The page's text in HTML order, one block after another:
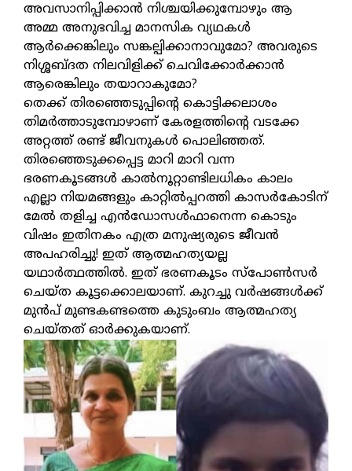
അവസാനിപ്പിക്കാൻ നിശ്ചയിക്കുമ്പോഴും ആ
അമ്മ അനുഭവിച്ച മാനസിക വ്യഥകൾ
ആർക്കെങ്കിലും സങ്കല്പിക്കാനാവുമോ? അവരുടെ
നിശ്ശബ്ദത നിലവിളിക്ക് ചെവിക്കോർക്കാൻ
ആരെങ്കിലും തയാറാകുമോ?
തെക്ക് തിരഞ്ഞെടുപ്പിന്റെ കൊട്ടിക്കലാശം
തിമർത്താടുമ്പോഴാണ് കേരളത്തിന്റെ വടക്കേ
അറ്റത്ത് രണ്ട് ജീവനുകൾ പൊലിഞ്ഞത്.
തിരഞ്ഞെടുക്കപ്പെട്ട മാറി മാറി വന്ന
ഭരണകൂടങ്ങൾ കാൽനൂറ്റാണ്ടിലധികം കാലം
എല്ലാ നിയമങ്ങളും കാറ്റിൽപ്പറത്തി കാസർകോടിന്
മേൽ തളിച്ച എൻഡോസൾഫാനെന്ന കൊടും
വിഷം ഇതിനകം എത്ര മനുഷ്യരുടെ ജീവൻ
അപഹരിച്ചു! ഇത് ആത്മഹത്യയല്ല
യഥാർത്ഥത്തിൽ. ഇത് ഭരണകൂടം സ്പോൺസർ
ചെയ്ത കൂട്ടക്കൊലയാണ്. കുറച്ചു വർഷങ്ങൾക്ക്
മുൻപ് മുണ്ടകണ്ടത്തെ കുടുംബം ആത്മഹത്യ
ചെയ്തത് ഓർക്കുകയാണ്.